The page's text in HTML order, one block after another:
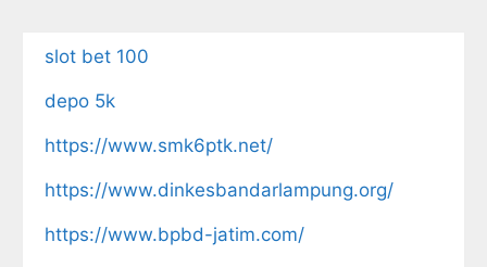
slot bet 100
depo 5k
https://www.smk6ptk.net/
https://www.dinkesbandarlampung.org/
https://www.bpbd-jatim.com/